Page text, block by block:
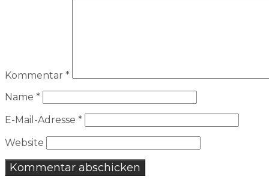
Kommentar *
Name *
E-Mail-Adresse *
Website